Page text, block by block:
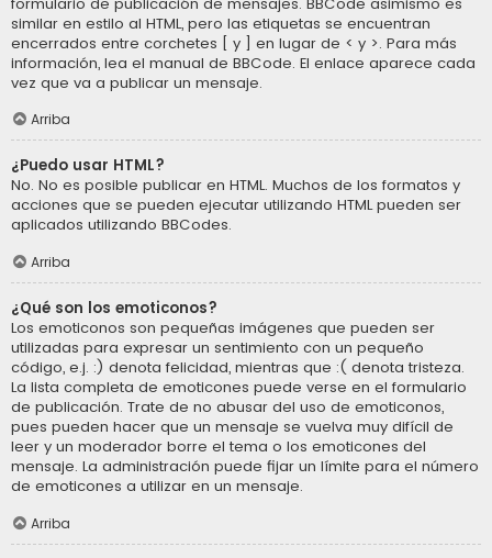
similar en estilo al HTML, pero las etiquetas se encuentran
encerrados entre corchetes [ y ] en lugar de < y >. Para más
información, lea el manual de BBCode. El enlace aparece cada
vez que va a publicar un mensaje.
Arriba
¿Puedo usar HTML?
No. No es posible publicar en HTML. Muchos de los formatos y
acciones que se pueden ejecutar utilizando HTML pueden ser
aplicados utilizando BBCodes.
Arriba
¿Qué son los emoticonos?
Los emoticonos son pequeñas imágenes que pueden ser
utilizadas para expresar un sentimiento con un pequeño
código, e.j. :) denota felicidad, mientras que :( denota tristeza.
La lista completa de emoticones puede verse en el formulario
de publicación. Trate de no abusar del uso de emoticonos,
pues pueden hacer que un mensaje se vuelva muy difícil de
leer y un moderador borre el tema o los emoticones del
mensaje. La administración puede fijar un límite para el número
de emoticones a utilizar en un mensaje.
Arriba